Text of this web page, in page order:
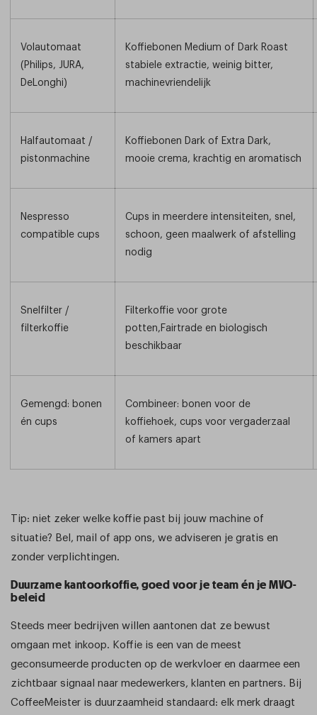
Volautomaat
(Philips, JURA,
DeLonghi)
Koffiebonen Medium of Dark Roast
stabiele extractie, weinig bitter,
machinevriendelijk
Halfautomaat /
pistonmachine
Koffiebonen Dark of Extra Dark,
mooie crema, krachtig en aromatisch
Nespresso
compatible cups
Cups in meerdere intensiteiten, snel,
schoon, geen maalwerk of afstelling
nodig
Snelfilter /
filterkoffie
Filterkoffie voor grote
potten,Fairtrade en biologisch
beschikbaar
Gemengd: bonen
én cups
Combineer: bonen voor de
koffiehoek, cups voor vergaderzaal
of kamers apart
Tip: niet zeker welke koffie past bij jouw machine of
situatie? Bel, mail of app ons, we adviseren je gratis en
zonder verplichtingen.
Duurzame kantoorkoffie, goed voor je team én je MVO-
beleid
Steeds meer bedrijven willen aantonen dat ze bewust
omgaan met inkoop. Koffie is een van de meest
geconsumeerde producten op de werkvloer en daarmee een
zichtbaar signaal naar medewerkers, klanten en partners. Bij
CoffeeMeister is duurzaamheid standaard: elk merk draagt